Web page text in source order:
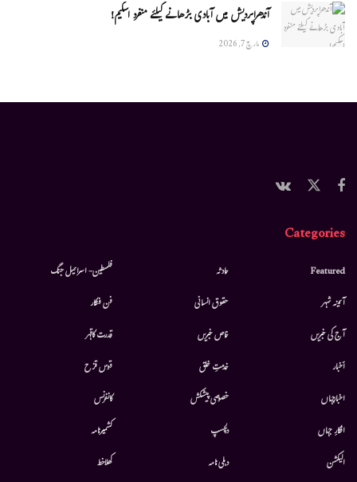
آندھراپردیش میں آبادی بڑھانے کیلئے منفرد اسکیم!
مارچ 7, 2026
Categories
Featured
آئینہ شہر
آج کی خبریں
أخبار
اخبارجہاں
افکارِ جہاں
الیکشن
حادثہ
حقوق انسانی
خاص خبریں
خدمتِ خلق
خصوصی پیشکش
دلچسپ
دہلی نامہ
فلسطین- اسرائیل جنگ
فن فنکار
قدرت کاقہر
قوس قزح
کانفرنس
کشمیرنامہ
کھلاخط